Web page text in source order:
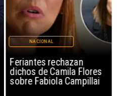
Feriantes rechazan
dichos de Camila Flores
sobre Fabiola Campillai
NACIONAL